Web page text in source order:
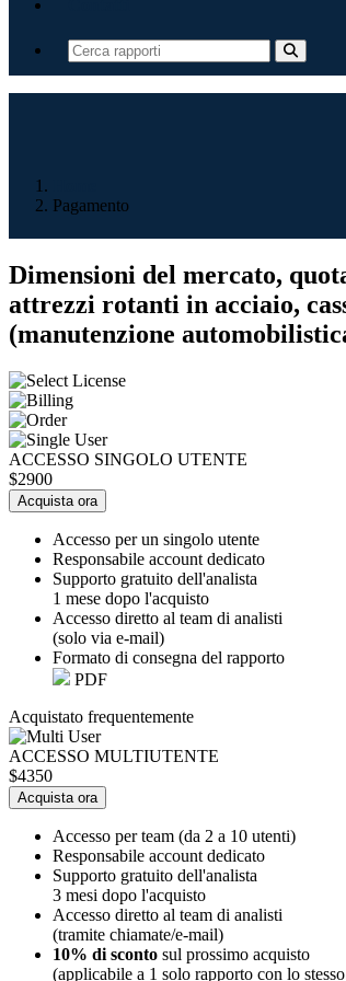
Pagamento
Dimensioni del mercato,
attrezzi rotanti in acciaio,
(manutenzione
ACCESSO SINGOLO UTENTE
$2900
Acquista ora
Accesso per un singolo utente
Responsabile account dedicato
Supporto gratuito dell'analista
1 mese dopo l'acquisto
Accesso diretto al team di analisti
(solo via e-mail)
Formato di consegna del rapporto
PDF
Acquistato frequentemente
ACCESSO MULTIUTENTE
$4350
Acquista ora
Accesso per team (da 2 a 10 utenti)
Responsabile account dedicato
Supporto gratuito dell'analista
3 mesi dopo l'acquisto
Accesso diretto al team di analisti
(tramite chiamate/e-mail)
10% di sconto sul prossimo acquisto
(applicabile a 1 solo rapporto con lo